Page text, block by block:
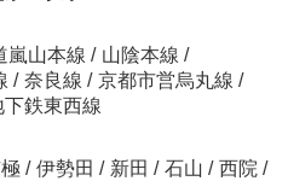
嵐山本線 / 山陰本線 /
/ 奈良線 / 京都市営烏丸線 /
下鉄東西線
/ 伊勢田 / 新田 / 石山 / 西院 /